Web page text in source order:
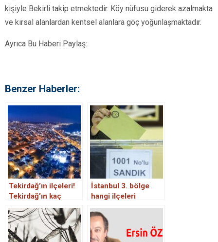
kişiyle Bekirli takip etmektedir. Köy nüfusu giderek azalmakta
ve kırsal alanlardan kentsel alanlara göç yoğunlaşmaktadır.
Ayrıca Bu Haberi Paylaş:
Benzer Haberler:
Tekirdağ’ın ilçeleri!
Tekirdağ’ın kaç
ilçesi vardır?
Tekirdağ’ın ilçe
nüfusları kaç?
Tekirdağ’ın ilçe
İstanbul 3. bölge
hangi ilçeleri
kapsıyor? İstanbul 3.
bölge neresi?
İstanbul 3. seçim
bölgesi ilçeleri!